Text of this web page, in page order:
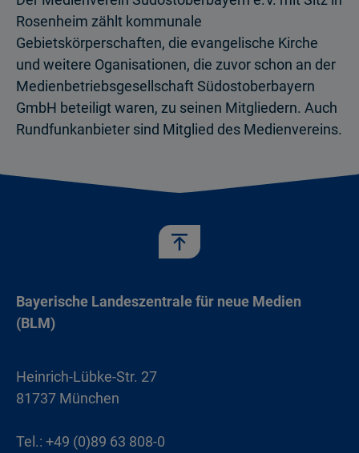
Rosenheim zählt kommunale
Gebietskörperschaften, die evangelische Kirche
und weitere Oganisationen, die zuvor schon an der
Medienbetriebsgesellschaft Südostoberbayern
GmbH beteiligt waren, zu seinen Mitgliedern. Auch
Rundfunkanbieter sind Mitglied des Medienvereins.
Bayerische Landeszentrale für neue Medien
(BLM)
Heinrich-Lübke-Str. 27
81737 München
Tel.: +49 (0)89 63 808-0